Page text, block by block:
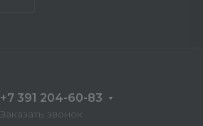
+7 391 204-60-83
Заказать звонок